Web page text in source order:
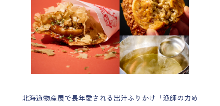
北海道物産展で長年愛される出汁ふりかけ「漁師の力め